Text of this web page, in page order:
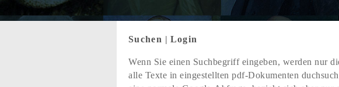
Suchen | Login
Wenn Sie einen Suchbegriff eingeben, werden nur
alle Texte in eingestellten pdf-Dokumenten